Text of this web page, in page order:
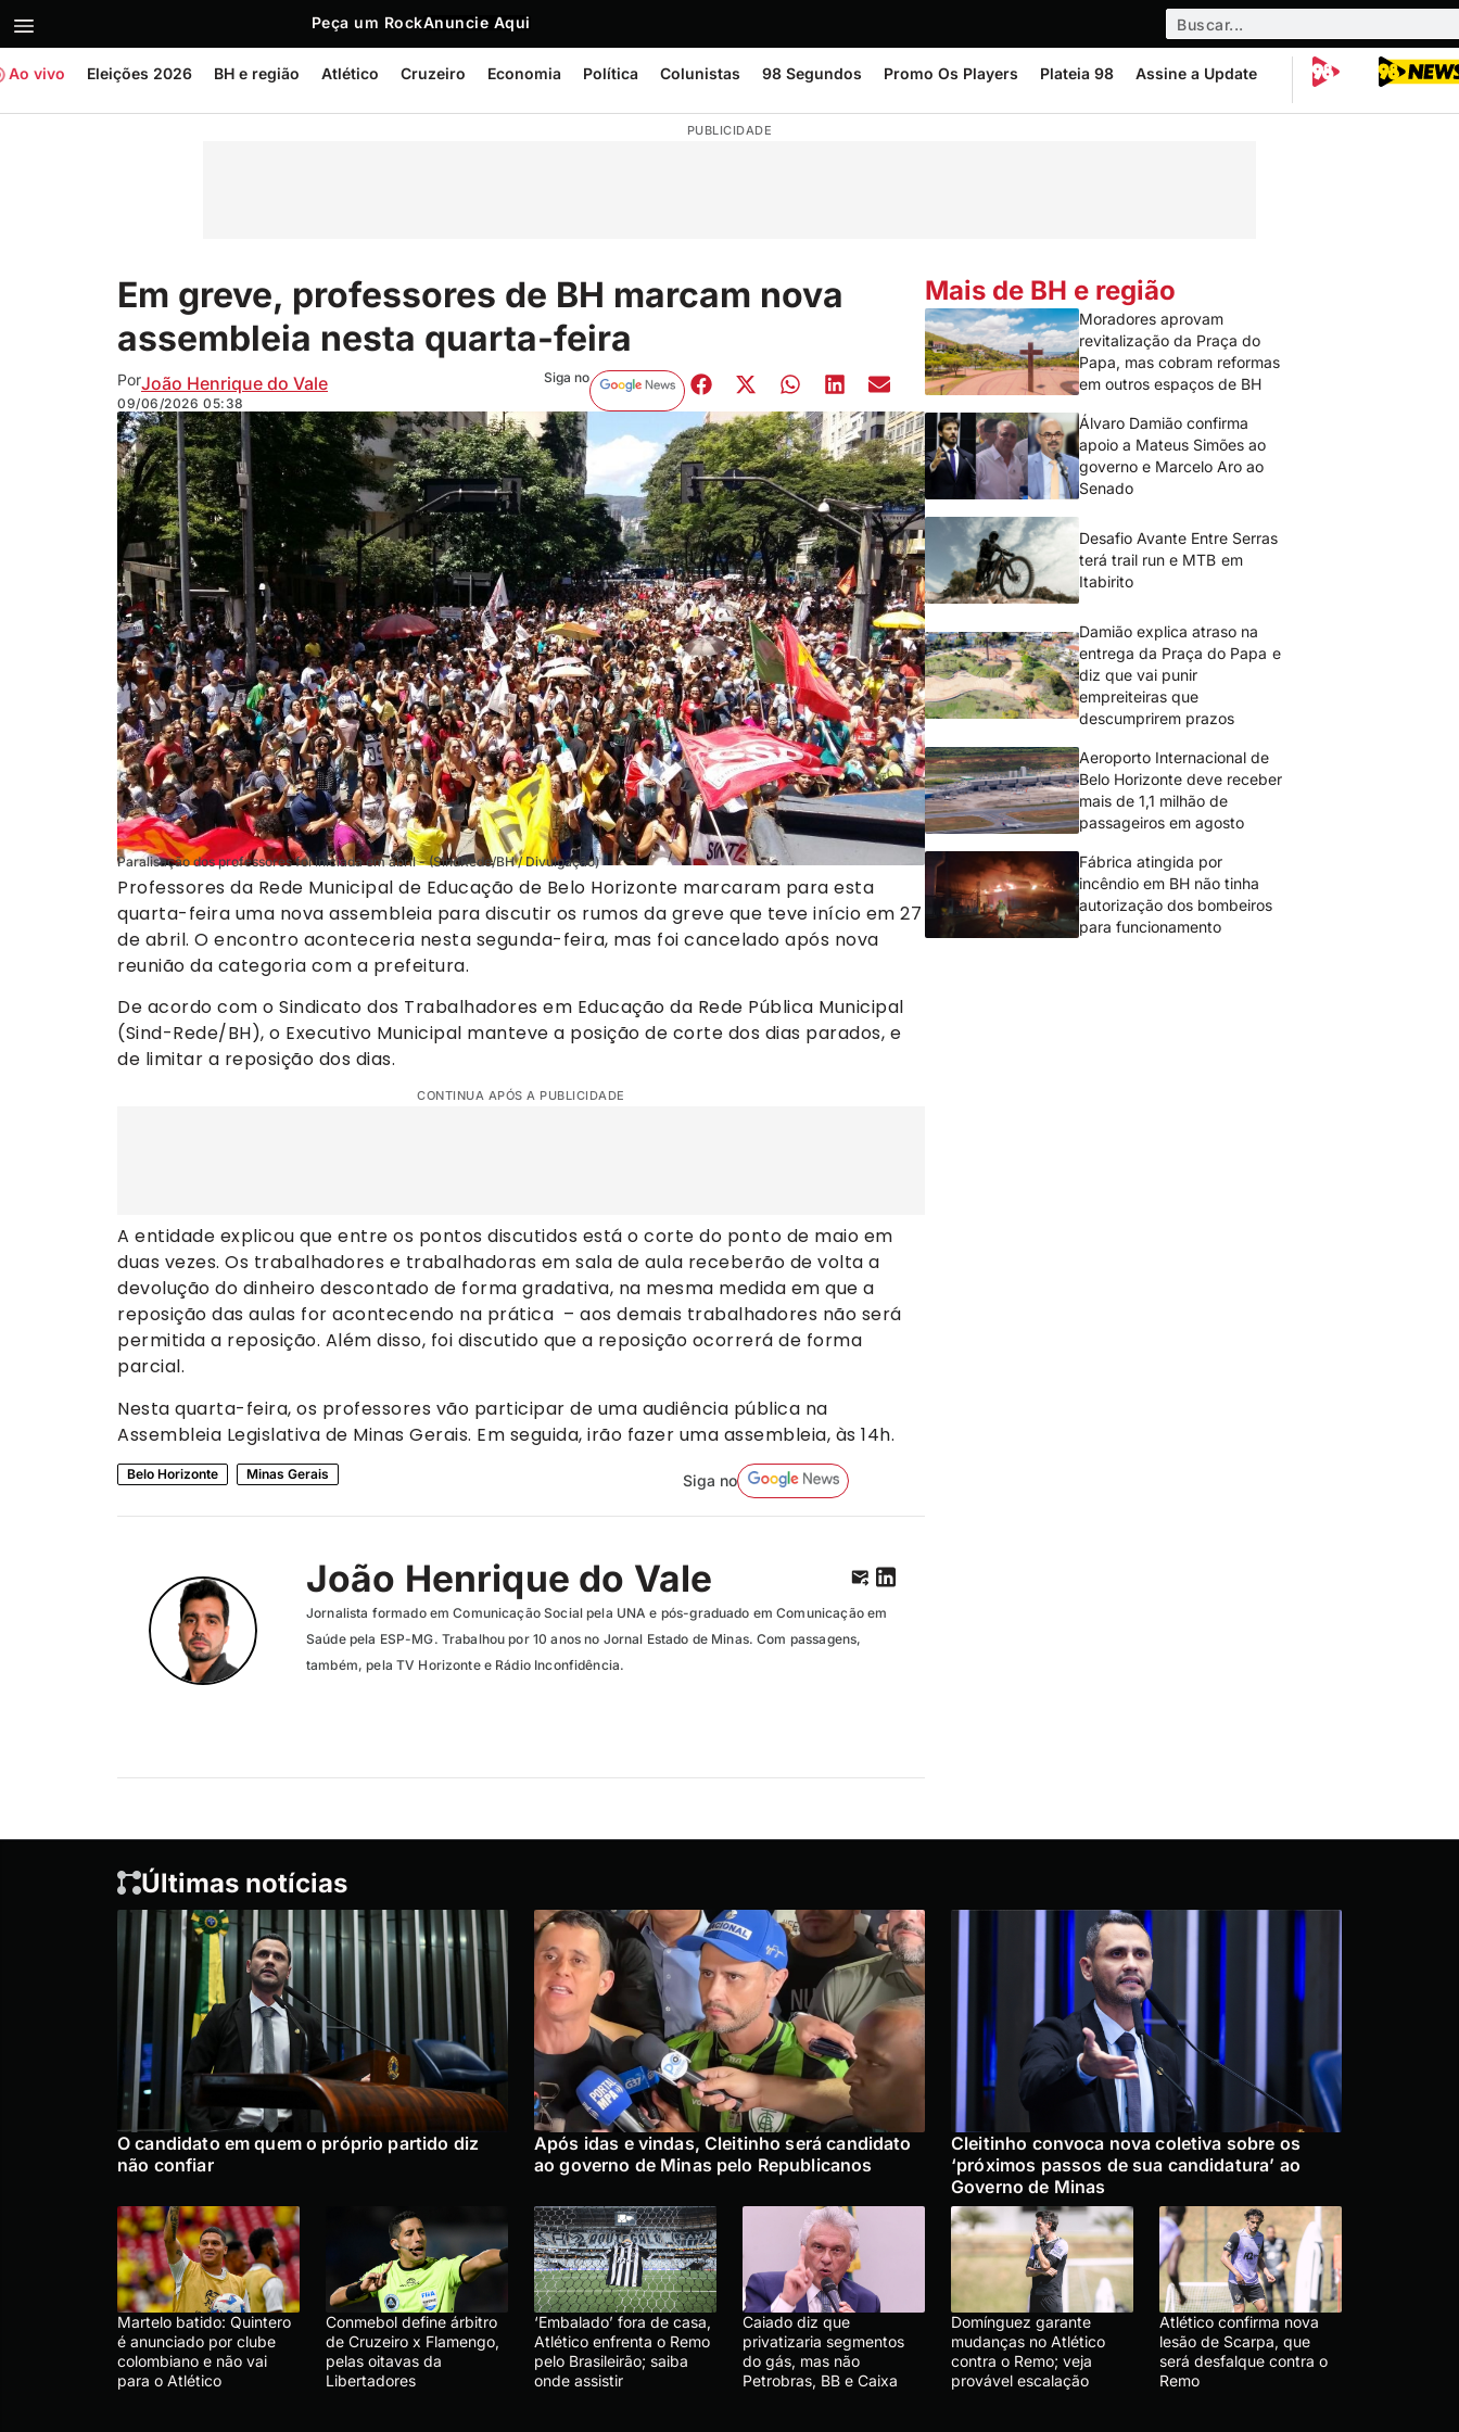
Peça um RockAnuncie Aqui
Ao vivo Eleições 2026 BH e região Atlético Cruzeiro Economia Política Colunistas 98 Segundos Promo Os Players Plateia 98 Assine a Update
PUBLICIDADE
Em greve, professores de BH marcam nova
assembleia nesta quarta-feira
PorJoão Henrique do Vale
09/06/2026 05:38
Siga no
Paralisação dos professores foi iniciada em abril - (SindRede/BH / Divulgação)
Professores da Rede Municipal de Educação de Belo Horizonte marcaram para esta
quarta-feira uma nova assembleia para discutir os rumos da greve que teve início em 27
de abril. O encontro aconteceria nesta segunda-feira, mas foi cancelado após nova
reunião da categoria com a prefeitura.
De acordo com o Sindicato dos Trabalhadores em Educação da Rede Pública Municipal
(Sind-Rede/BH), o Executivo Municipal manteve a posição de corte dos dias parados, e
de limitar a reposição dos dias.
CONTINUA APÓS A PUBLICIDADE
A entidade explicou que entre os pontos discutidos está o corte do ponto de maio em
duas vezes. Os trabalhadores e trabalhadoras em sala de aula receberão de volta a
devolução do dinheiro descontado de forma gradativa, na mesma medida em que a
reposição das aulas for acontecendo na prática – aos demais trabalhadores não será
permitida a reposição. Além disso, foi discutido que a reposição ocorrerá de forma
parcial.
Nesta quarta-feira, os professores vão participar de uma audiência pública na
Assembleia Legislativa de Minas Gerais. Em seguida, irão fazer uma assembleia, às 14h.
Belo Horizonte Minas Gerais Siga no
João Henrique do Vale
Jornalista formado em Comunicação Social pela UNA e pós-graduado em Comunicação em
Saúde pela ESP-MG. Trabalhou por 10 anos no Jornal Estado de Minas. Com passagens,
também, pela TV Horizonte e Rádio Inconfidência.
Mais de BH e região
Moradores aprovam
revitalização da Praça do
Papa, mas cobram reformas
em outros espaços de BH
Álvaro Damião confirma
apoio a Mateus Simões ao
governo e Marcelo Aro ao
Senado
Desafio Avante Entre Serras
terá trail run e MTB em
Itabirito
Damião explica atraso na
entrega da Praça do Papa e
diz que vai punir
empreiteiras que
descumprirem prazos
Aeroporto Internacional de
Belo Horizonte deve receber
mais de 1,1 milhão de
passageiros em agosto
Fábrica atingida por
incêndio em BH não tinha
autorização dos bombeiros
para funcionamento
Últimas notícias
O candidato em quem o próprio partido diz
não confiar
Após idas e vindas, Cleitinho será candidato
ao governo de Minas pelo Republicanos
Cleitinho convoca nova coletiva sobre os
‘próximos passos de sua candidatura’ ao
Governo de Minas
Martelo batido: Quintero
é anunciado por clube
colombiano e não vai
para o Atlético
Conmebol define árbitro
de Cruzeiro x Flamengo,
pelas oitavas da
Libertadores
‘Embalado’ fora de casa,
Atlético enfrenta o Remo
pelo Brasileirão; saiba
onde assistir
Caiado diz que
privatizaria segmentos
do gás, mas não
Petrobras, BB e Caixa
Domínguez garante
mudanças no Atlético
contra o Remo; veja
provável escalação
Atlético confirma nova
lesão de Scarpa, que
será desfalque contra o
Remo